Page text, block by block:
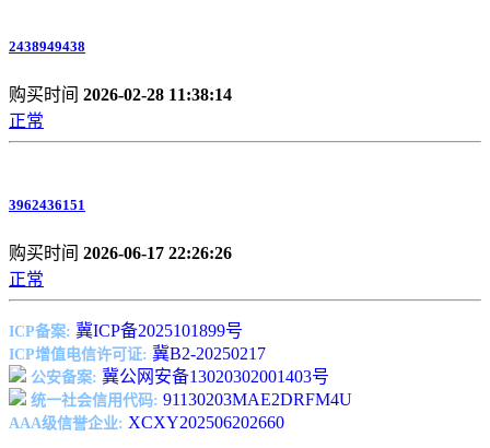
2438949438
购买时间 2026-02-28 11:38:14
正常
3962436151
购买时间 2026-06-17 22:26:26
正常
ICP备案: 冀ICP备2025101899号
ICP增值电信许可证: 冀B2-20250217
公安备案: 冀公网安备13020302001403号
统一社会信用代码: 91130203MAE2DRFM4U
AAA级信誉企业: XCXY202506202660